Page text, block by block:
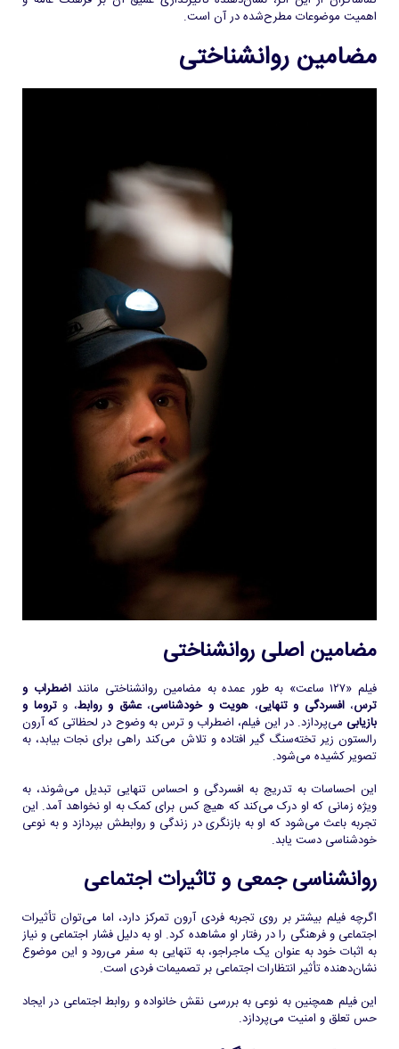
اهمیت موضوعات مطرح‌شده در آن است.
مضامین روانشناختی
مضامین اصلی روانشناختی
فیلم «۱۲۷ ساعت» به طور عمده به مضامین روانشناختی مانند
اضطراب و
ترس،افسردگی و تنهایی، هویت و خودشناسی،عشق و روابط، وتروما و
بازیابی می‌پردازد. در این فیلم، اضطراب و ترس به وضوح در لحظاتی که آرون
رالستون زیر تخته‌سنگ گیر افتاده و تلاش می‌کند راهی برای نجات بیابد، به
تصویر کشیده می‌شود.
این احساسات به تدریج به افسردگی و احساس تنهایی تبدیل می‌شوند، به
ویژه زمانی که او درک می‌کند که هیچ کس برای کمک به او نخواهد آمد. این
تجربه باعث می‌شود که او به بازنگری در زندگی و روابطش بپردازد و به نوعی
خودشناسی دست یابد.
روانشناسی جمعی و تاثیرات اجتماعی
اگرچه فیلم بیشتر بر روی تجربه فردی آرون تمرکز دارد، اما می‌توان تأثیرات
اجتماعی و فرهنگی را در رفتار او مشاهده کرد. او به دلیل فشار اجتماعی و نیاز
به اثبات خود به عنوان یک ماجراجو، به تنهایی به سفر می‌رود و این موضوع
نشان‌دهنده تأثیر انتظارات اجتماعی بر تصمیمات فردی است.
این فیلم همچنین به نوعی به بررسی نقش خانواده و روابط اجتماعی در ایجاد
حس تعلق و امنیت می‌پردازد.